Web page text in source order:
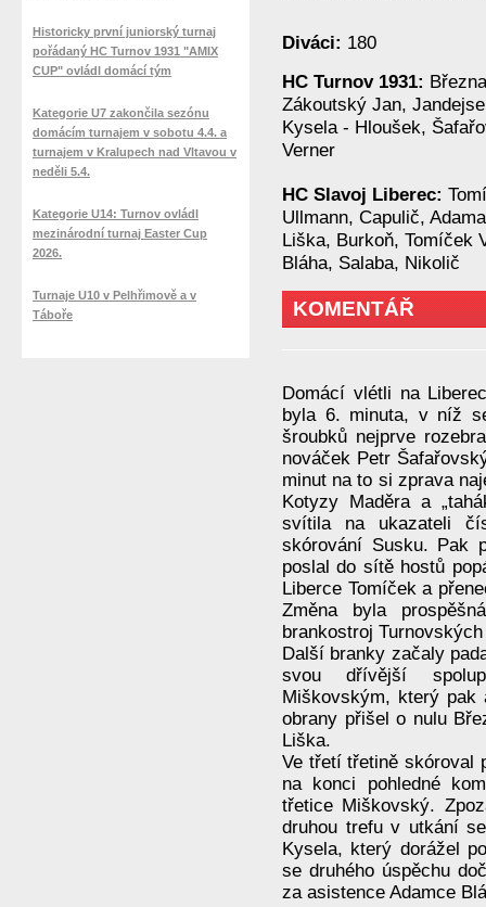
Diváci: 180
HC Turnov 1931:
Zákoutský Jan,
Kysela - Hloušek,
Verner
HC Slavoj Liberec:
Ullmann, Capulič,
Liška, Burkoň, Tomíček
Bláha, Salaba, Nikolič
KOMENTÁŘ
Domácí vlétli na
byla 6. minuta, v níž
šroubků nejprve
nováček Petr
minut na to si zprava
Kotyzy Maděra a
svítila na ukazateli
skórování Susku. Pak
poslal do sítě hostů
Liberce Tomíček a
Změna byla
brankostroj
Další branky začaly
svou dřívější
Miškovským, který pak
obrany přišel o nulu
Liška.
Ve třetí třetině skóroval
na konci pohledné
třetice Miškovský.
druhou trefu v utkání
Kysela, který dorážel
se druhého úspěchu
za asistence Adamce
Historicky první juniorský turnaj
pořádaný HC Turnov 1931 "AMIX
CUP" ovládl domácí tým
Kategorie U7 zakončila sezónu
domácím turnajem v sobotu 4.4. a
turnajem v Kralupech nad Vltavou v
neděli 5.4.
Kategorie U14: Turnov ovládl
mezinárodní turnaj Easter Cup
2026.
Turnaje U10 v Pelhřimově a v
Táboře